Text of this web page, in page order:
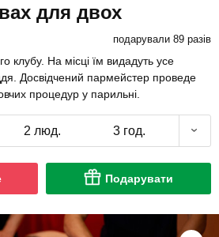
для двох
подарували 89 разів
клубу. На місці їм видадуть усе
Досвідчений пармейстер проведе
процедур у парильні.
2 люд. 3 год.
Подарувати